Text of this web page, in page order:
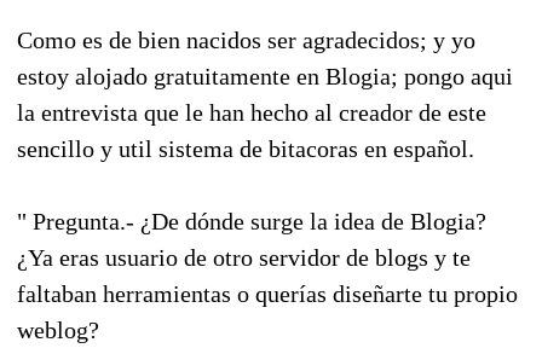
Como es de bien nacidos ser agradecidos; y yo
estoy alojado gratuitamente en Blogia; pongo aqui
la entrevista que le han hecho al creador de este
sencillo y util sistema de bitacoras en español.
" Pregunta.- ¿De dónde surge la idea de Blogia?
¿Ya eras usuario de otro servidor de blogs y te
faltaban herramientas o querías diseñarte tu propio
weblog?